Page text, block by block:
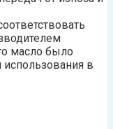
масло было
использования в